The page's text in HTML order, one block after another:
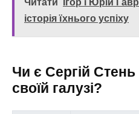
історія їхнього успіху
Чи є Сергій
своїй галузі?